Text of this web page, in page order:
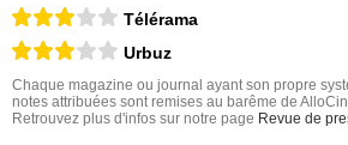
Télérama
Urbuz
Chaque magazine ou journal ayant son propre
notes attribuées sont remises au barême de
Retrouvez plus d'infos sur notre page Revue de